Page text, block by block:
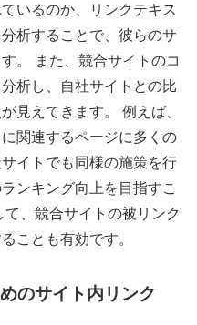
いるのか、リンクテキス
析することで、彼らのサ
。 また、競合サイトのコ
析し、自社サイトとの比
見えてきます。 例えば、
関連するページに多くの
イトでも同様の施策を行
ンキング向上を目指すこ
、競合サイトの被リンク
ことも有効です。
のサイト内リンク